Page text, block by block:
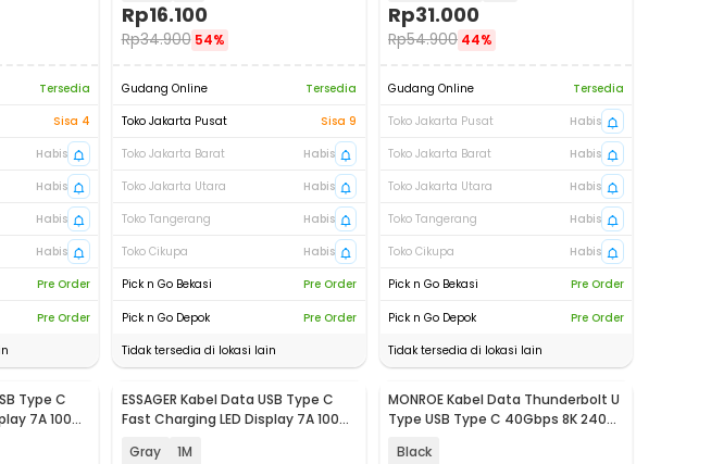
Tersedia
Sisa 4
Habis
Habis
Habis
Habis
Pre Order
Pre Order
Rp16.100
Rp34.900 54%
Gudang Online
Tersedia
Toko Jakarta Pusat
Sisa 9
Toko Jakarta Barat
Habis
Toko Jakarta Utara
Habis
Toko Tangerang
Habis
Toko Cikupa
Habis
Pick n Go Bekasi
Pre Order
Pick n Go Depok
Pre Order
Tidak tersedia di lokasi lain
Rp31.000
Rp54.900 44%
Gudang Online
Tersedia
Toko Jakarta Pusat
Habis
Toko Jakarta Barat
Habis
Toko Jakarta Utara
Habis
Toko Tangerang
Habis
Toko Cikupa
Habis
Pick n Go Bekasi
Pre Order
Pick n Go Depok
Pre Order
Tidak tersedia di lokasi lain
Type C
7A 100W
ESSAGER Kabel Data USB Type C
Fast Charging LED Display 7A 100W
Gray 1M
MONROE Kabel Data Thunderbolt U
Type USB Type C 40Gbps 8K 240W
Black